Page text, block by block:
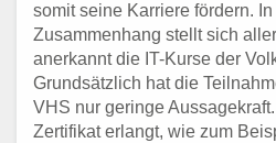
somit seine Karriere fördern.
Zusammenhang stellt sich
anerkannt die IT-Kurse der
Grundsätzlich hat die
VHS nur geringe
Zertifikat erlangt, wie zum